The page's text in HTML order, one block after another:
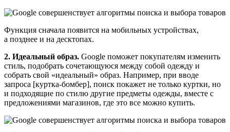
Функция сначала появится на мобильных устройствах,
а позднее и на десктопах.
2. Идеальный образ. Google поможет покупателям изменить
стиль, подобрать сочетающуюся между собой одежду и
собрать свой «идеальный» образ. Например, при вводе
запроса [куртка-бомбер], поиск покажет не только куртки, но
и подходящие по стилю другие предметы одежды, вместе с
предложениями магазинов, где это все можно купить.